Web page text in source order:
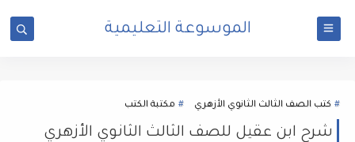
الموسوعة التعليمية
كتب الصف الثالث الثانوي الأزهري مكتبة الكتب
شرح ابن عقيل للصف الثالث الثانوي الأزهري